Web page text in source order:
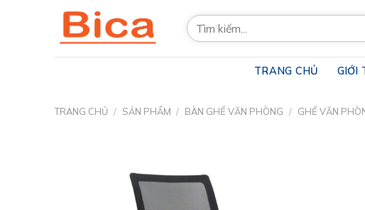
Tìm
kiếm:
TRANG CHỦ GIỚI
TRANG CHỦ / SẢN PHẨM / BÀN GHẾ VĂN PHÒNG / GHẾ VĂN